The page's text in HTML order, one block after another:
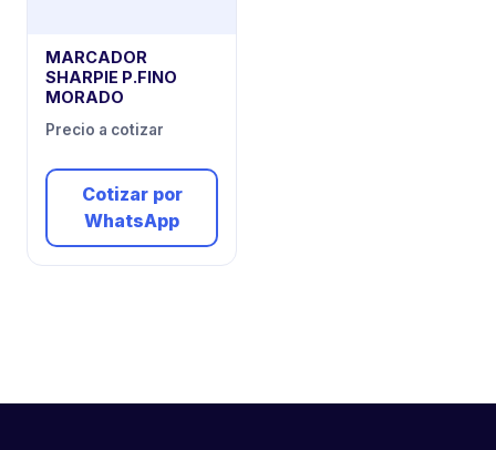
MARCADOR
SHARPIE P.FINO
MORADO
Precio a cotizar
Cotizar por
WhatsApp